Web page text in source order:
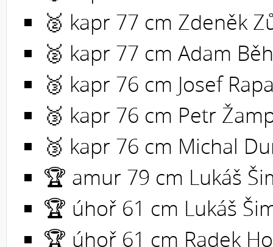
🥈 kapr 77 cm Zdeněk
🥈 kapr 77 cm Adam
🥉 kapr 76 cm Josef
🥉 kapr 76 cm Petr
🥉 kapr 76 cm Michal
🏆 amur 79 cm Lukáš
🏆 úhoř 61 cm Lukáš
🏆 úhoř 61 cm Radek